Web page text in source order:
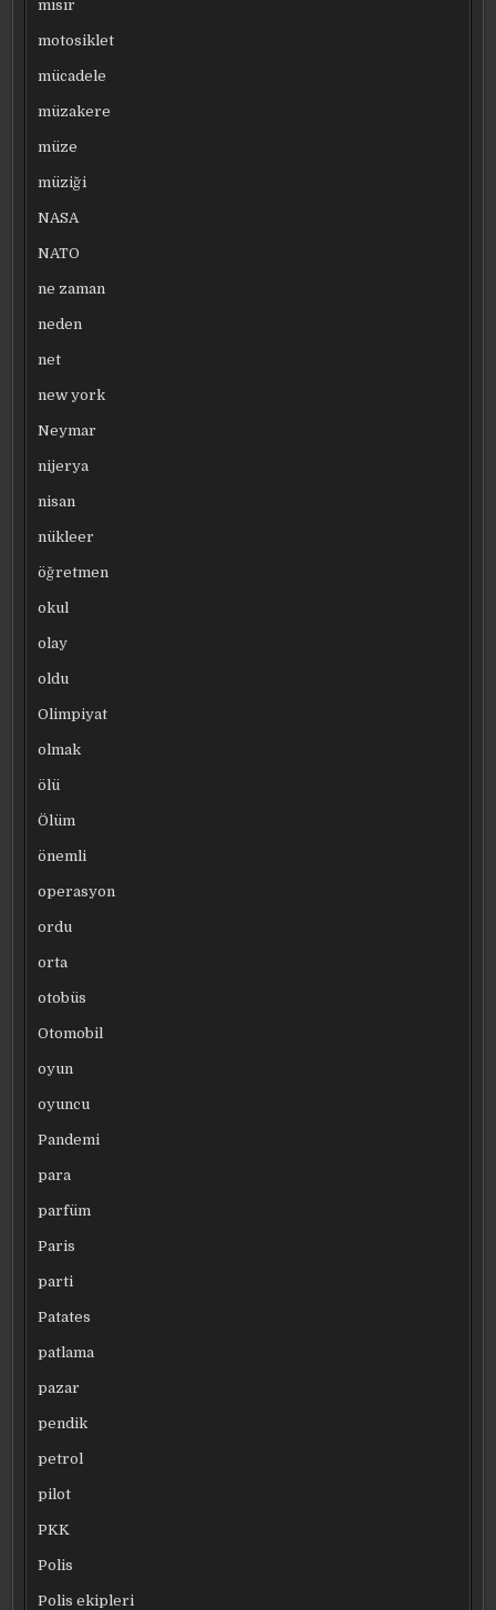
mısır
motosiklet
mücadele
müzakere
müze
müziği
NASA
NATO
ne zaman
neden
net
new york
Neymar
nijerya
nisan
nükleer
öğretmen
okul
olay
oldu
Olimpiyat
olmak
ölü
Ölüm
önemli
operasyon
ordu
orta
otobüs
Otomobil
oyun
oyuncu
Pandemi
para
parfüm
Paris
parti
Patates
patlama
pazar
pendik
petrol
pilot
PKK
Polis
Polis ekipleri